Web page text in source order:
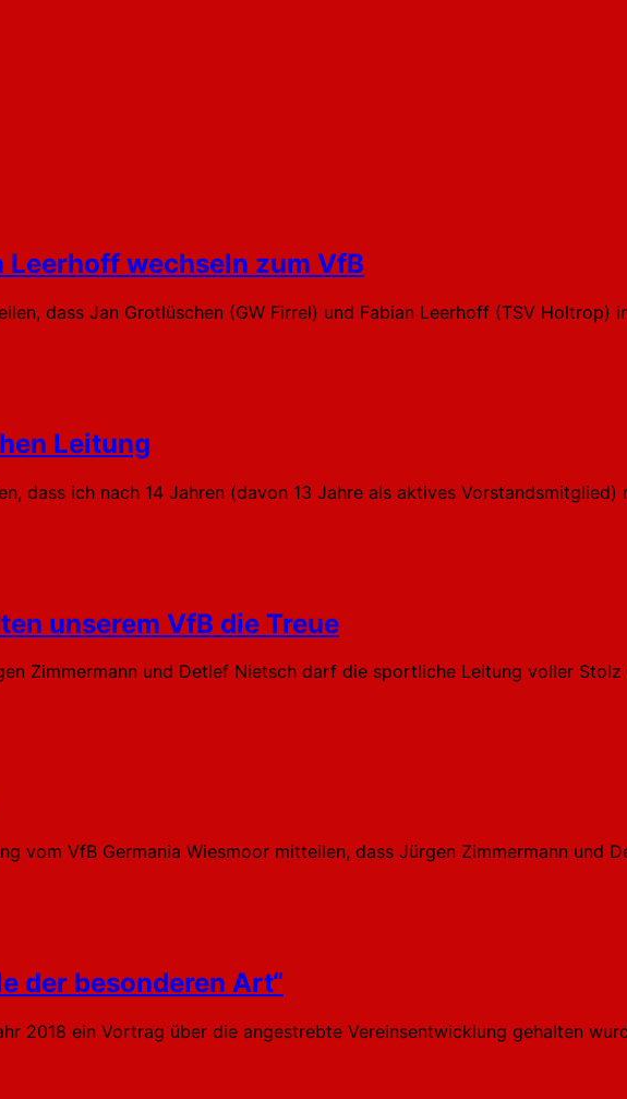
wechseln zum VfB
dass Jan Grotlüschen (GW Firrel) und Fabian Leerhoff (TSV Holtrop)
Leitung
dass ich nach 14 Jahren (davon 13 Jahre als aktives
unserem VfB die Treue
Zimmermann und Detlef Nietsch darf die sportliche Leitung voller
vom VfB Germania Wiesmoor mitteilen, dass Jürgen Zimmermann und
der besonderen Art“
2018 ein Vortrag über die angestrebte Vereinsentwicklung gehalten